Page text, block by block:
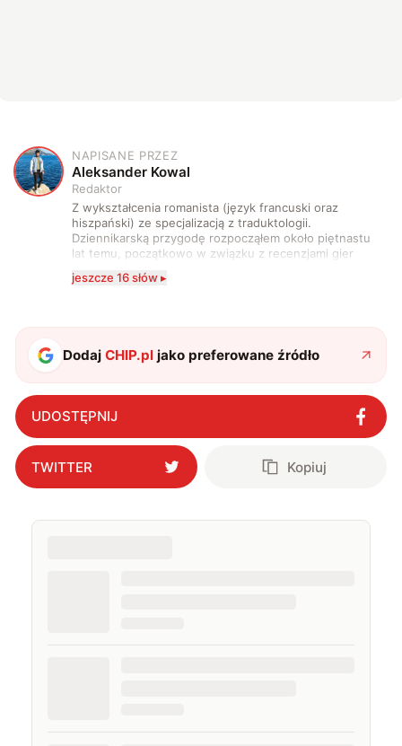
A
NAPISANE PRZEZ
Aleksander Kowal
Redaktor
Z wykształcenia romanista (język francuski oraz
hiszpański) ze specjalizacją z traduktologii.
Dziennikarską przygodę rozpocząłem około piętnastu
lat temu, początkowo w związku z recenzjami gier
zdecydowanie częściej na tematy związane z nauką
także uprawiać oraz oglądać sport.
jeszcze 16 słów ▸
DodajCHIP.pl jako preferowane źródło
UDOSTĘPNIJ
TWITTER Kopiuj